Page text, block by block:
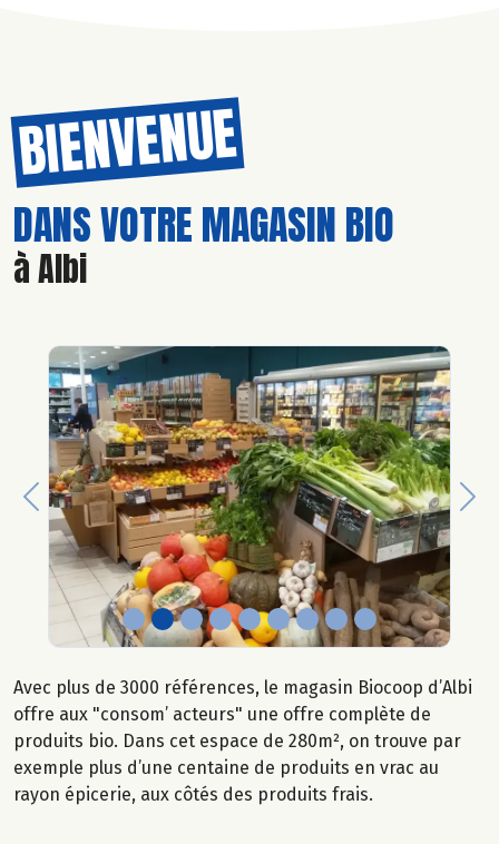
BIENVENUE
DANS VOTRE MAGASIN BIO
à Albi
Previous
Avec plus de 3000 références, le magasin Biocoop d’Albi
offre aux "consom’ acteurs" une offre complète de
produits bio. Dans cet espace de 280m², on trouve par
exemple plus d’une centaine de produits en vrac au
rayon épicerie, aux côtés des produits frais.